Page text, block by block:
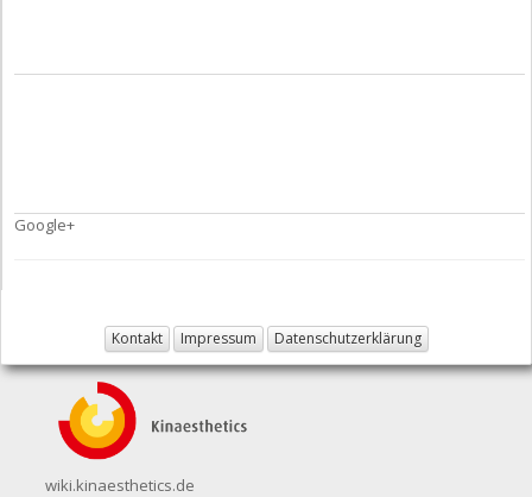
Google+
Kontakt Impressum Datenschutzerklärung
wiki.kinaesthetics.de